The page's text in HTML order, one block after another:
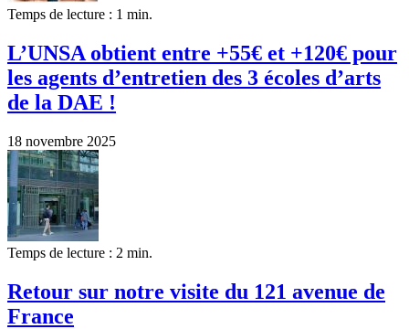
Temps de lecture : 1 min.
L’UNSA obtient entre +55€ et +120€ pour
les agents d’entretien des 3 écoles d’arts
de la DAE !
18 novembre 2025
Temps de lecture : 2 min.
Retour sur notre visite du 121 avenue de
France